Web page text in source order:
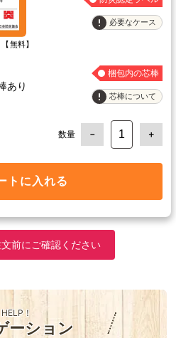
無料】
必要なケース
あり
梱包内の芯棒
芯棒について
数量
トに入れる
文前にご確認ください
HELP！
ーション